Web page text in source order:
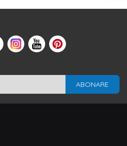
ABONARE